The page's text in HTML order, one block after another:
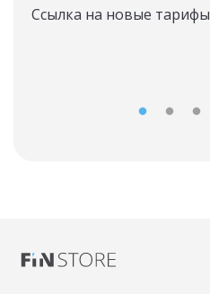
Ссылка на новые тарифы